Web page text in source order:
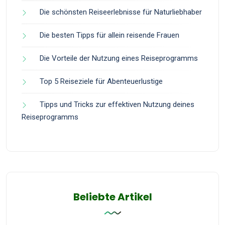
Die schönsten Reiseerlebnisse für Naturliebhaber
Die besten Tipps für allein reisende Frauen
Die Vorteile der Nutzung eines Reiseprogramms
Top 5 Reiseziele für Abenteuerlustige
Tipps und Tricks zur effektiven Nutzung deines
Reiseprogramms
Beliebte Artikel